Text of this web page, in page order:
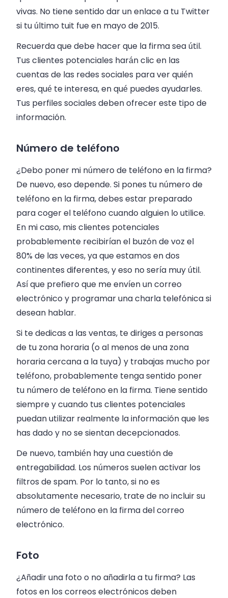
vivas. No tiene sentido dar un enlace a tu Twitter
si tu último tuit fue en mayo de 2015.
Recuerda que debe hacer que la firma sea útil.
Tus clientes potenciales harán clic en las
cuentas de las redes sociales para ver quién
eres, qué te interesa, en qué puedes ayudarles.
Tus perfiles sociales deben ofrecer este tipo de
información.
Número de teléfono
¿Debo poner mi número de teléfono en la firma?
De nuevo, eso depende. Si pones tu número de
teléfono en la firma, debes estar preparado
para coger el teléfono cuando alguien lo utilice.
En mi caso, mis clientes potenciales
probablemente recibirían el buzón de voz el
80% de las veces, ya que estamos en dos
continentes diferentes, y eso no sería muy útil.
Así que prefiero que me envíen un correo
electrónico y programar una charla telefónica si
desean hablar.
Si te dedicas a las ventas, te diriges a personas
de tu zona horaria (o al menos de una zona
horaria cercana a la tuya) y trabajas mucho por
teléfono, probablemente tenga sentido poner
tu número de teléfono en la firma. Tiene sentido
siempre y cuando tus clientes potenciales
puedan utilizar realmente la información que les
has dado y no se sientan decepcionados.
De nuevo, también hay una cuestión de
entregabilidad. Los números suelen activar los
filtros de spam. Por lo tanto, si no es
absolutamente necesario, trate de no incluir su
número de teléfono en la firma del correo
electrónico.
Foto
¿Añadir una foto o no añadirla a tu firma? Las
fotos en los correos electrónicos deben